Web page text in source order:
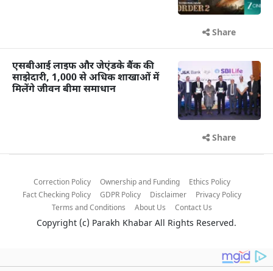
Share
एसबीआई लाइफ और जेएंडके बैंक की
साझेदारी, 1,000 से अधिक शाखाओं में
मिलेंगे जीवन बीमा समाधान
Share
Correction Policy Ownership and Funding
Ethics Policy
Fact Checking Policy
GDPR Policy Disclaimer
Privacy Policy
Terms and Conditions
About Us Contact Us
Copyright (c) Parakh Khabar All Rights Reserved.